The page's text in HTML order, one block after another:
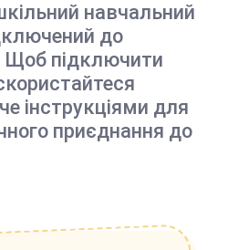
навчальний
до
Щоб підключити
інструкціями для
приєднання до